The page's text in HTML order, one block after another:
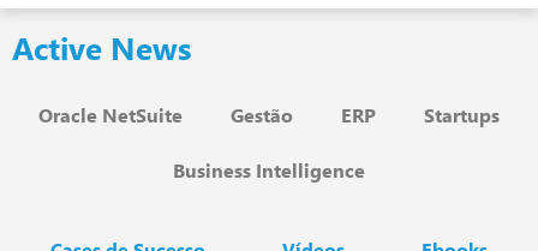
Active News
Oracle NetSuite Gestão ERP Startups
Business Intelligence